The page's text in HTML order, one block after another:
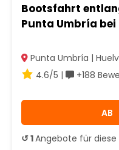
Bootsfahrt
Punta Umbría
Punta Umbría |
4.6/5 |
+188
AB
↺ 1Angebote für